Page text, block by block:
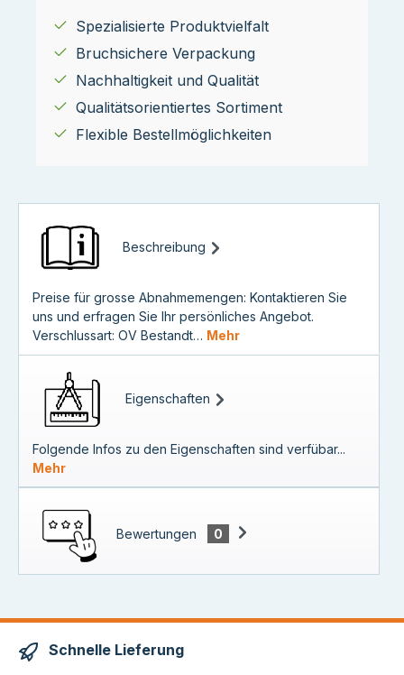
Spezialisierte Produktvielfalt
Bruchsichere Verpackung
Nachhaltigkeit und Qualität
Qualitätsorientiertes Sortiment
Flexible Bestellmöglichkeiten
Beschreibung
Preise für grosse Abnahmemengen: Kontaktieren Sie
uns und erfragen Sie Ihr persönliches Angebot.
Verschlussart: OV Bestandt… Mehr
Eigenschaften
Folgende Infos zu den Eigenschaften sind verfübar...
Mehr
Bewertungen 0
Schnelle Lieferung